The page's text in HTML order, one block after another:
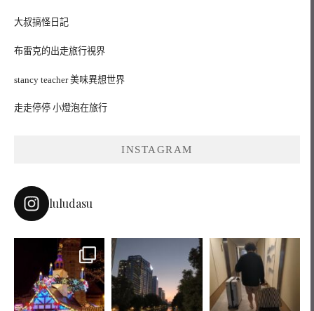
大叔搞怪日記
布雷克的出走旅行視界
stancy teacher 美味異想世界
走走停停 小燈泡在旅行
INSTAGRAM
luludasu